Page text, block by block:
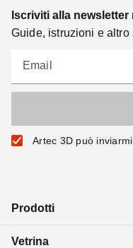
Iscriviti alla
Guide, istruzioni e altro
Email
Artec 3D può
Prodotti
Vetrina